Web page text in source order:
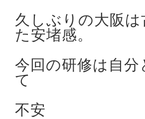
久しぶりの大阪は
た安堵感。
今回の研修は自分
て
不安